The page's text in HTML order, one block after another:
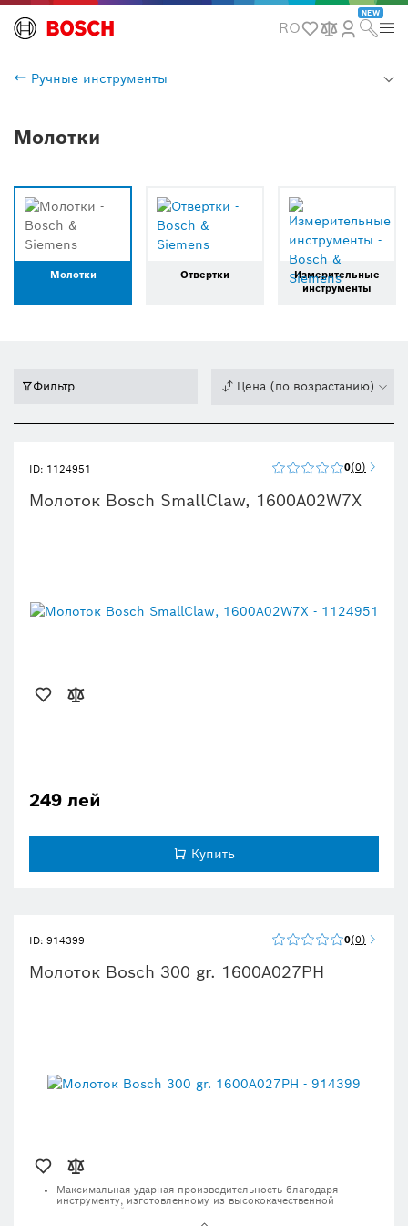
RO
NEW
Ручные инструменты
Молотки
Молотки Отвертки
Измерительные
инструменты
Фильтр Цена (по возрастанию)
ID: 1124951 0 0
Молоток Bosch SmallClaw, 1600A02W7X
249 лей
Купить
ID: 914399 0 0
Молоток Bosch 300 gr. 1600A027PH
Максимальная ударная производительность благодаря
инструменту, изготовленному из высококачественной
углеродистой стали